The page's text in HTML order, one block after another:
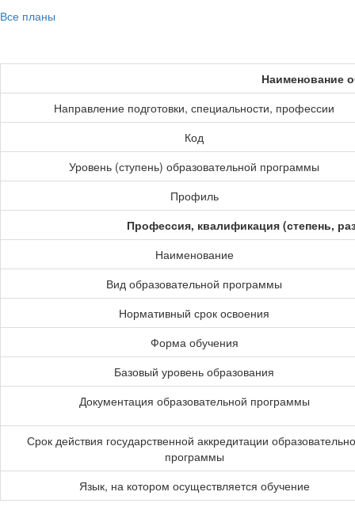
Все планы
Наименование
Направление подготовки, специальности, профессии
Код
Уровень (ступень) образовательной программы
Профиль
Профессия, квалификация (степень,
Наименование
Вид образовательной программы
Нормативный срок освоения
Форма обучения
Базовый уровень образования
Документация образовательной программы
Срок действия государственной аккредитации
программы
Язык, на котором осуществляется обучение